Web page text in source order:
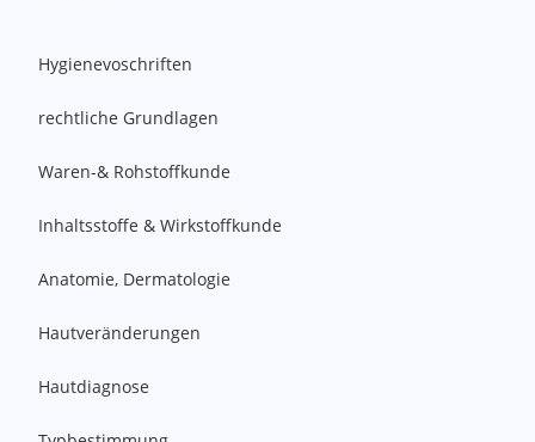
Hygienevoschriften
rechtliche Grundlagen
Waren-& Rohstoffkunde
Inhaltsstoffe & Wirkstoffkunde
Anatomie, Dermatologie
Hautveränderungen
Hautdiagnose